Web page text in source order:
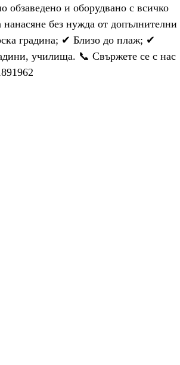
и оборудвано с всичко
без нужда от допълнителни
градина; ✔ Близо до плаж; ✔
училища. 📞 Свържете се с нас